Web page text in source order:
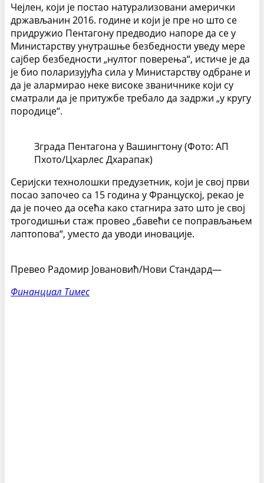
Чејлен, који је постао натурализовани амерички
држављанин 2016. године и који је пре но што се
придружио Пентагону предводио напоре да се у
Министарству унутрашње безбедности уведу мере
сајбер безбедности „нултог поверења“, истиче је да
је био поларизујућа сила у Министарству одбране и
да је алармирао неке високе званичнике који су
сматрали да је притужбе требало да задржи „у кругу
породице“.
Зграда Пентагона у Вашингтону (Фото: АП
Пхото/Цхарлес Дхарапак)
Серијски технолошки предузетник, који је свој први
посао започео са 15 година у Француској, рекао је
да је почео да осећа како стагнира зато што је свој
трогодишњи стаж провео „бавећи се поправљањем
лаптопова“, уместо да уводи иновације.
Превео Радомир Јовановић/Нови Стандард—
Финанциал Тимес